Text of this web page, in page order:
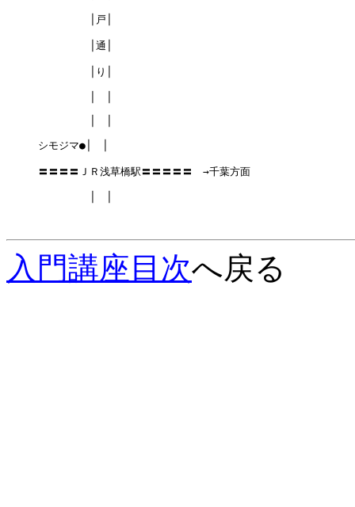
│戸│
│通│
│り│
シモジマ●│　│
〓〓〓〓ＪＲ浅草橋駅〓〓〓〓〓　→千葉方面
入門講座目次へ戻る